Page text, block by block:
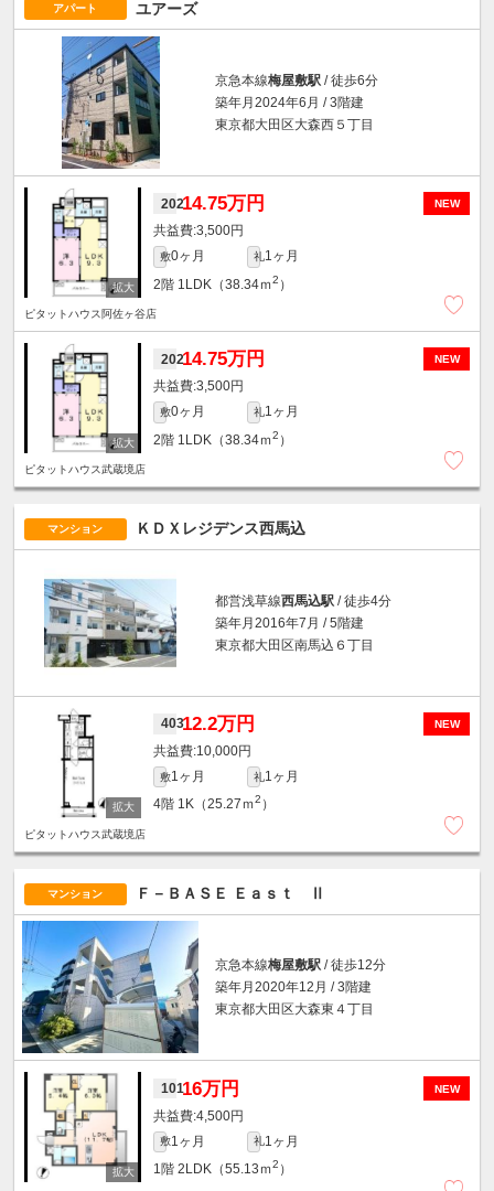
アパート ユアーズ
京急本線梅屋敷駅 / 徒歩6分
築年月2024年6月 / 3階建
東京都大田区大森西５丁目
NEW
20214.75万円
3,500円
敷0ヶ月 礼1ヶ月
2階 1LDK（38.34ｍ2 ）
ピタットハウス阿佐ヶ谷店
NEW
20214.75万円
3,500円
敷0ヶ月 礼1ヶ月
2階 1LDK（38.34ｍ2 ）
ピタットハウス武蔵境店
マンション ＫＤＸレジデンス西馬込
都営浅草線西馬込駅 / 徒歩4分
築年月2016年7月 / 5階建
東京都大田区南馬込６丁目
NEW
40312.2万円
10,000円
敷1ヶ月 礼1ヶ月
4階 1K（25.27ｍ2 ）
ピタットハウス武蔵境店
マンション Ｆ－ＢＡＳＥ Ｅａｓｔ Ⅱ
京急本線梅屋敷駅 / 徒歩12分
築年月2020年12月 / 3階建
東京都大田区大森東４丁目
NEW
10116万円
4,500円
敷1ヶ月 礼1ヶ月
1階 2LDK（55.13ｍ2 ）